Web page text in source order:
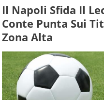
Il Napoli Sfida Il
Conte Punta Sui
Zona Alta